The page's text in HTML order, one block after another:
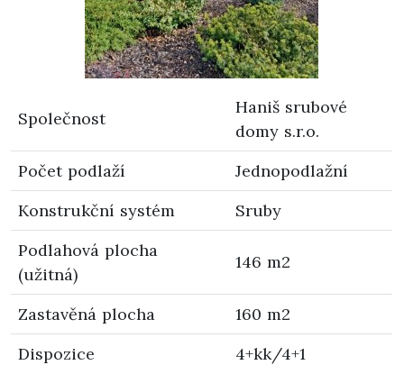
Společnost
Haniš srubové
domy s.r.o.
Počet podlaží
Jednopodlažní
Konstrukční systém
Sruby
Podlahová plocha
(užitná)
146 m2
Zastavěná plocha
160 m2
Dispozice
4+kk/4+1